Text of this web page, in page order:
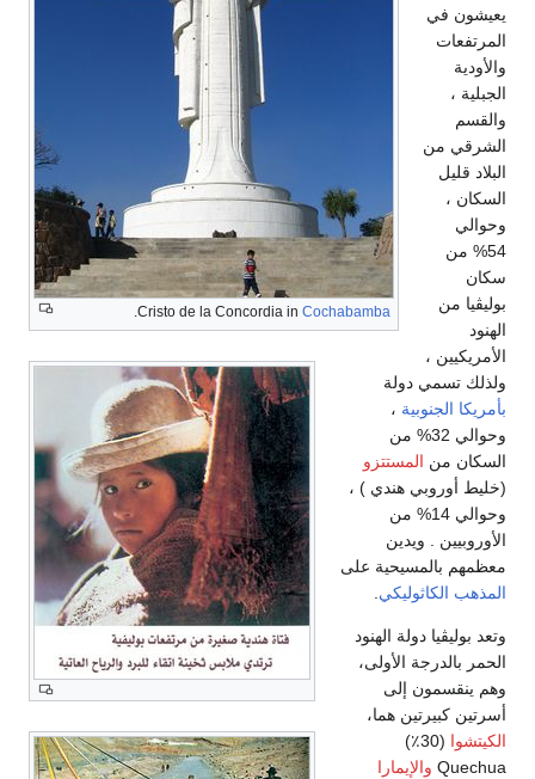
Cristo de la Concordia inCochabamba
.
يعيشون في
المرتفعات
والأودية
الجبلية ،
والقسم
الشرقي من
البلاد قليل
السكان ،
وحوالي
54% من
سكان
بوليڤيا من
الهنود
الأمريكيين ،
ولذلك تسمي دولة
بأمريكا الجنوبية،
وحوالي 32% من
السكان منالمستتزو
(خليط أوروبي هندي ) ،
وحوالي 14% من
الأوروبيين . ويدين
معظمهم بالمسيحية على
المذهب الكاثوليكي.
وتعد بوليڤيا دولة الهنود
الحمر بالدرجة الأولى،
وهم ينقسمون إلى
أسرتين كبيرتين هما،
الكيتشوا
(30٪)
Quechua والإيمارا